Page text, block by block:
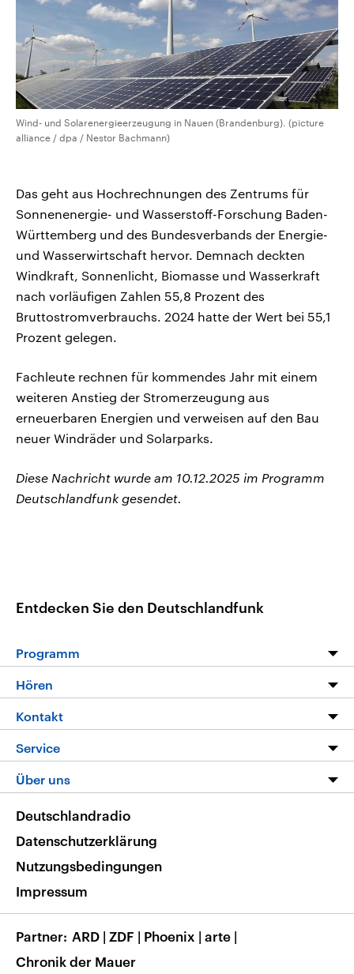
Wind- und Solarenergieerzeugung in Nauen (Brandenburg). (picture
alliance / dpa / Nestor Bachmann)
Das geht aus Hochrechnungen des Zentrums für
Sonnenenergie- und Wasserstoff-Forschung Baden-
Württemberg und des Bundesverbands der Energie-
und Wasserwirtschaft hervor. Demnach deckten
Windkraft, Sonnenlicht, Biomasse und Wasserkraft
nach vorläufigen Zahlen 55,8 Prozent des
Bruttostromverbrauchs. 2024 hatte der Wert bei 55,1
Prozent gelegen.
Fachleute rechnen für kommendes Jahr mit einem
weiteren Anstieg der Stromerzeugung aus
erneuerbaren Energien und verweisen auf den Bau
neuer Windräder und Solarparks.
Diese Nachricht wurde am 10.12.2025 im Programm
Deutschlandfunk gesendet.
Entdecken Sie den Deutschlandfunk
Programm
Programm
Die Nachrichten
Nachrichtenleicht
Neue Beiträge auf dlf.de
Hören
Livestream
Podcasts
Deutschlandfunk App
Nachrichten App
Frequenzen
Kontakt
Hörerservice
Service
FAQ
Veranstaltungen
Musikliste
RSS
Über uns
Barrierefreiheit
Deutschlandradio
Datenschutzerklärung
Nutzungsbedingungen
Impressum
Partner ARD | ZDF | Phoenix | arte |
Chronik der Mauer